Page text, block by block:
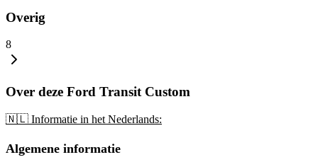
Overig
8
Over deze Ford Transit Custom
🇳🇱 Informatie in het Nederlands:
Algemene informatie